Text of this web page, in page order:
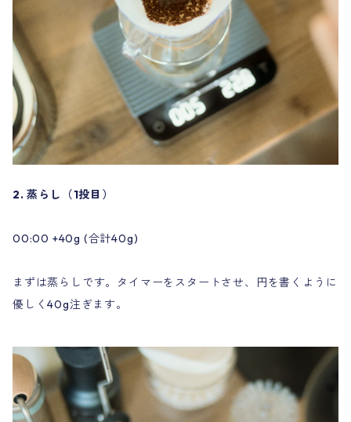
2. 蒸らし（1投目）
00:00 +40g (合計40g)
まずは蒸らしです。タイマーをスタートさせ、円を書くように
優しく40g注ぎます。